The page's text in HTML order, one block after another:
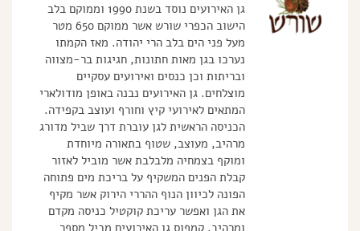
גן האירועים נוסד בשנת 1990 וממוקם בלב
הישוב הכפרי שורש אשר ממוקם 650 מטר
מעל פני הים בלב הרי יהודה. מאז הקמתו
נערכו בגן מאות חתונות, חגיגות בר-מצווה
ובריתות וכן כנסים ואירועים עסקיים
מוצלחים. גן האירועים נבנה באופן מודולארי
המתאים לאירועי קיץ וחורף ועוצב בקפידה.
הכניסה הראשית לגן עוברת דרך שביל מדורג
מרהיב, מעוצב, שטוף בתאורה מיוחדת
ומוקף בצמחיה מלבלבת אשר מוביל לאזור
קבלת הפנים המשקיף על בריכת מים פתוחה
הפונה לכיוון הנוף ההררי הירוק אשר מקיף
את הגן ואפשר עריכת קוקטיל כניסה מקדם
ומרהיב. קמפוס גן האירועים מכיל מספר